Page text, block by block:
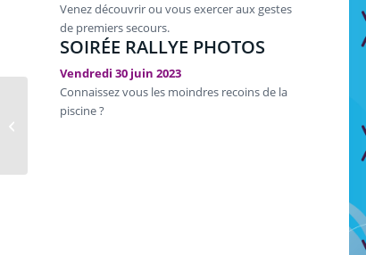
Venez découvrir ou vous exercer aux gestes
de premiers secours.
SOIRÉE RALLYE PHOTOS
Vendredi 30 juin 2023
Connaissez vous les moindres recoins de la
piscine ?
Découverte Water-Polo